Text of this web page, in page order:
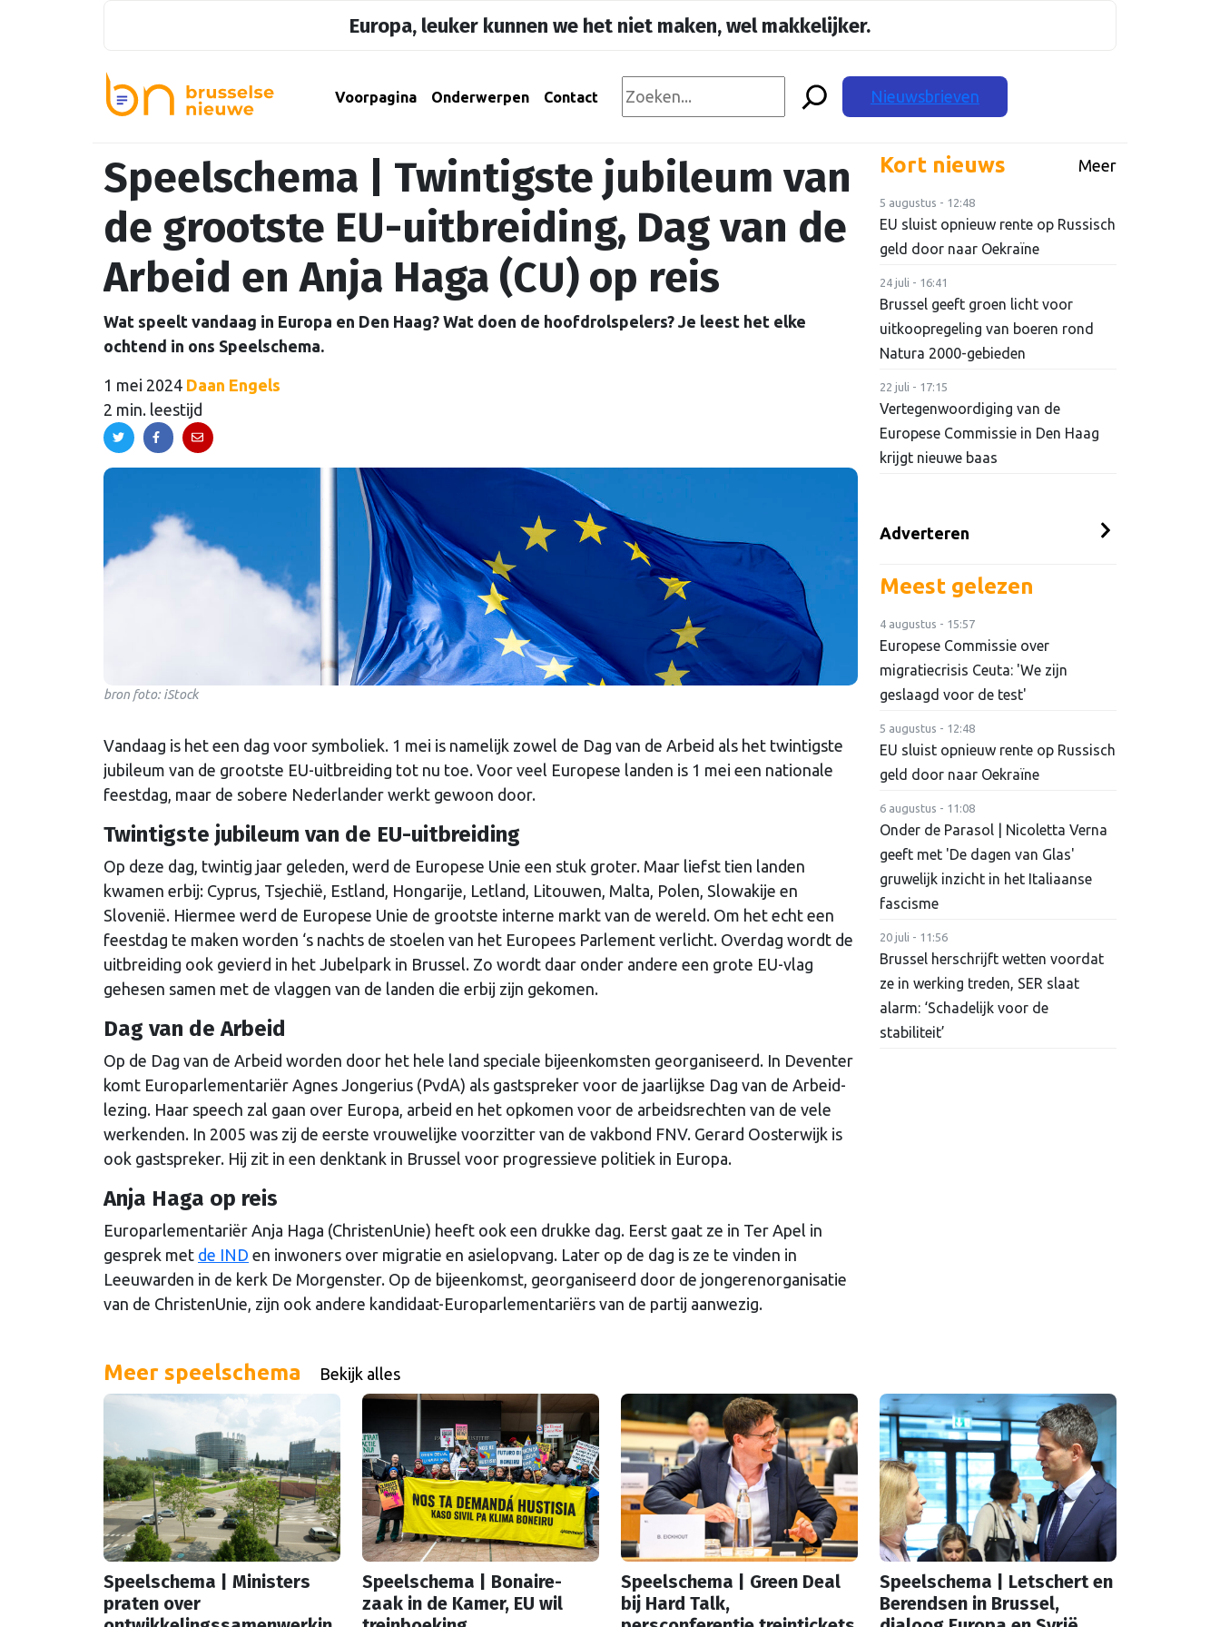
Europa, leuker kunnen we het niet maken, wel makkelijker.
Voorpagina Onderwerpen Contact Nieuwsbrieven
Speelschema | Twintigste jubileum van
de grootste EU-uitbreiding, Dag van de
Arbeid en Anja Haga (CU) op reis
Wat speelt vandaag in Europa en Den Haag? Wat doen de hoofdrolspelers? Je leest het elke
ochtend in ons Speelschema.
1 mei 2024 Daan Engels
2 min. leestijd
bron foto: iStock
Vandaag is het een dag voor symboliek. 1 mei is namelijk zowel de Dag van de Arbeid als het twintigste
jubileum van de grootste EU-uitbreiding tot nu toe. Voor veel Europese landen is 1 mei een nationale
feestdag, maar de sobere Nederlander werkt gewoon door.
Twintigste jubileum van de EU-uitbreiding
Op deze dag, twintig jaar geleden, werd de Europese Unie een stuk groter. Maar liefst tien landen
kwamen erbij: Cyprus, Tsjechië, Estland, Hongarije, Letland, Litouwen, Malta, Polen, Slowakije en
Slovenië. Hiermee werd de Europese Unie de grootste interne markt van de wereld. Om het echt een
feestdag te maken worden ‘s nachts de stoelen van het Europees Parlement verlicht. Overdag wordt de
uitbreiding ook gevierd in het Jubelpark in Brussel. Zo wordt daar onder andere een grote EU-vlag
gehesen samen met de vlaggen van de landen die erbij zijn gekomen.
Dag van de Arbeid
Op de Dag van de Arbeid worden door het hele land speciale bijeenkomsten georganiseerd. In Deventer
komt Europarlementariër Agnes Jongerius (PvdA) als gastspreker voor de jaarlijkse Dag van de Arbeid-
lezing. Haar speech zal gaan over Europa, arbeid en het opkomen voor de arbeidsrechten van de vele
werkenden. In 2005 was zij de eerste vrouwelijke voorzitter van de vakbond FNV. Gerard Oosterwijk is
ook gastspreker. Hij zit in een denktank in Brussel voor progressieve politiek in Europa.
Anja Haga op reis
Europarlementariër Anja Haga (ChristenUnie) heeft ook een drukke dag. Eerst gaat ze in Ter Apel in
gesprek met de IND en inwoners over migratie en asielopvang. Later op de dag is ze te vinden in
Leeuwarden in de kerk De Morgenster. Op de bijeenkomst, georganiseerd door de jongerenorganisatie
van de ChristenUnie, zijn ook andere kandidaat-Europarlementariërs van de partij aanwezig.
Kort nieuws Meer
5 augustus - 12:48
EU sluist opnieuw rente op Russisch
geld door naar Oekraïne
24 juli - 16:41
Brussel geeft groen licht voor
uitkoopregeling van boeren rond
Natura 2000-gebieden
22 juli - 17:15
Vertegenwoordiging van de
Europese Commissie in Den Haag
krijgt nieuwe baas
Adverteren
Meest gelezen
4 augustus - 15:57
Europese Commissie over
migratiecrisis Ceuta: 'We zijn
geslaagd voor de test'
5 augustus - 12:48
EU sluist opnieuw rente op Russisch
geld door naar Oekraïne
6 augustus - 11:08
Onder de Parasol | Nicoletta Verna
geeft met 'De dagen van Glas'
gruwelijk inzicht in het Italiaanse
fascisme
20 juli - 11:56
Brussel herschrijft wetten voordat
ze in werking treden, SER slaat
alarm: ‘Schadelijk voor de
stabiliteit’
Meer speelschema Bekijk alles
Speelschema | Ministers
praten over
Speelschema | Bonaire-
zaak in de Kamer, EU wil
Speelschema | Green Deal
bij Hard Talk,
Speelschema | Letschert en
Berendsen in Brussel,